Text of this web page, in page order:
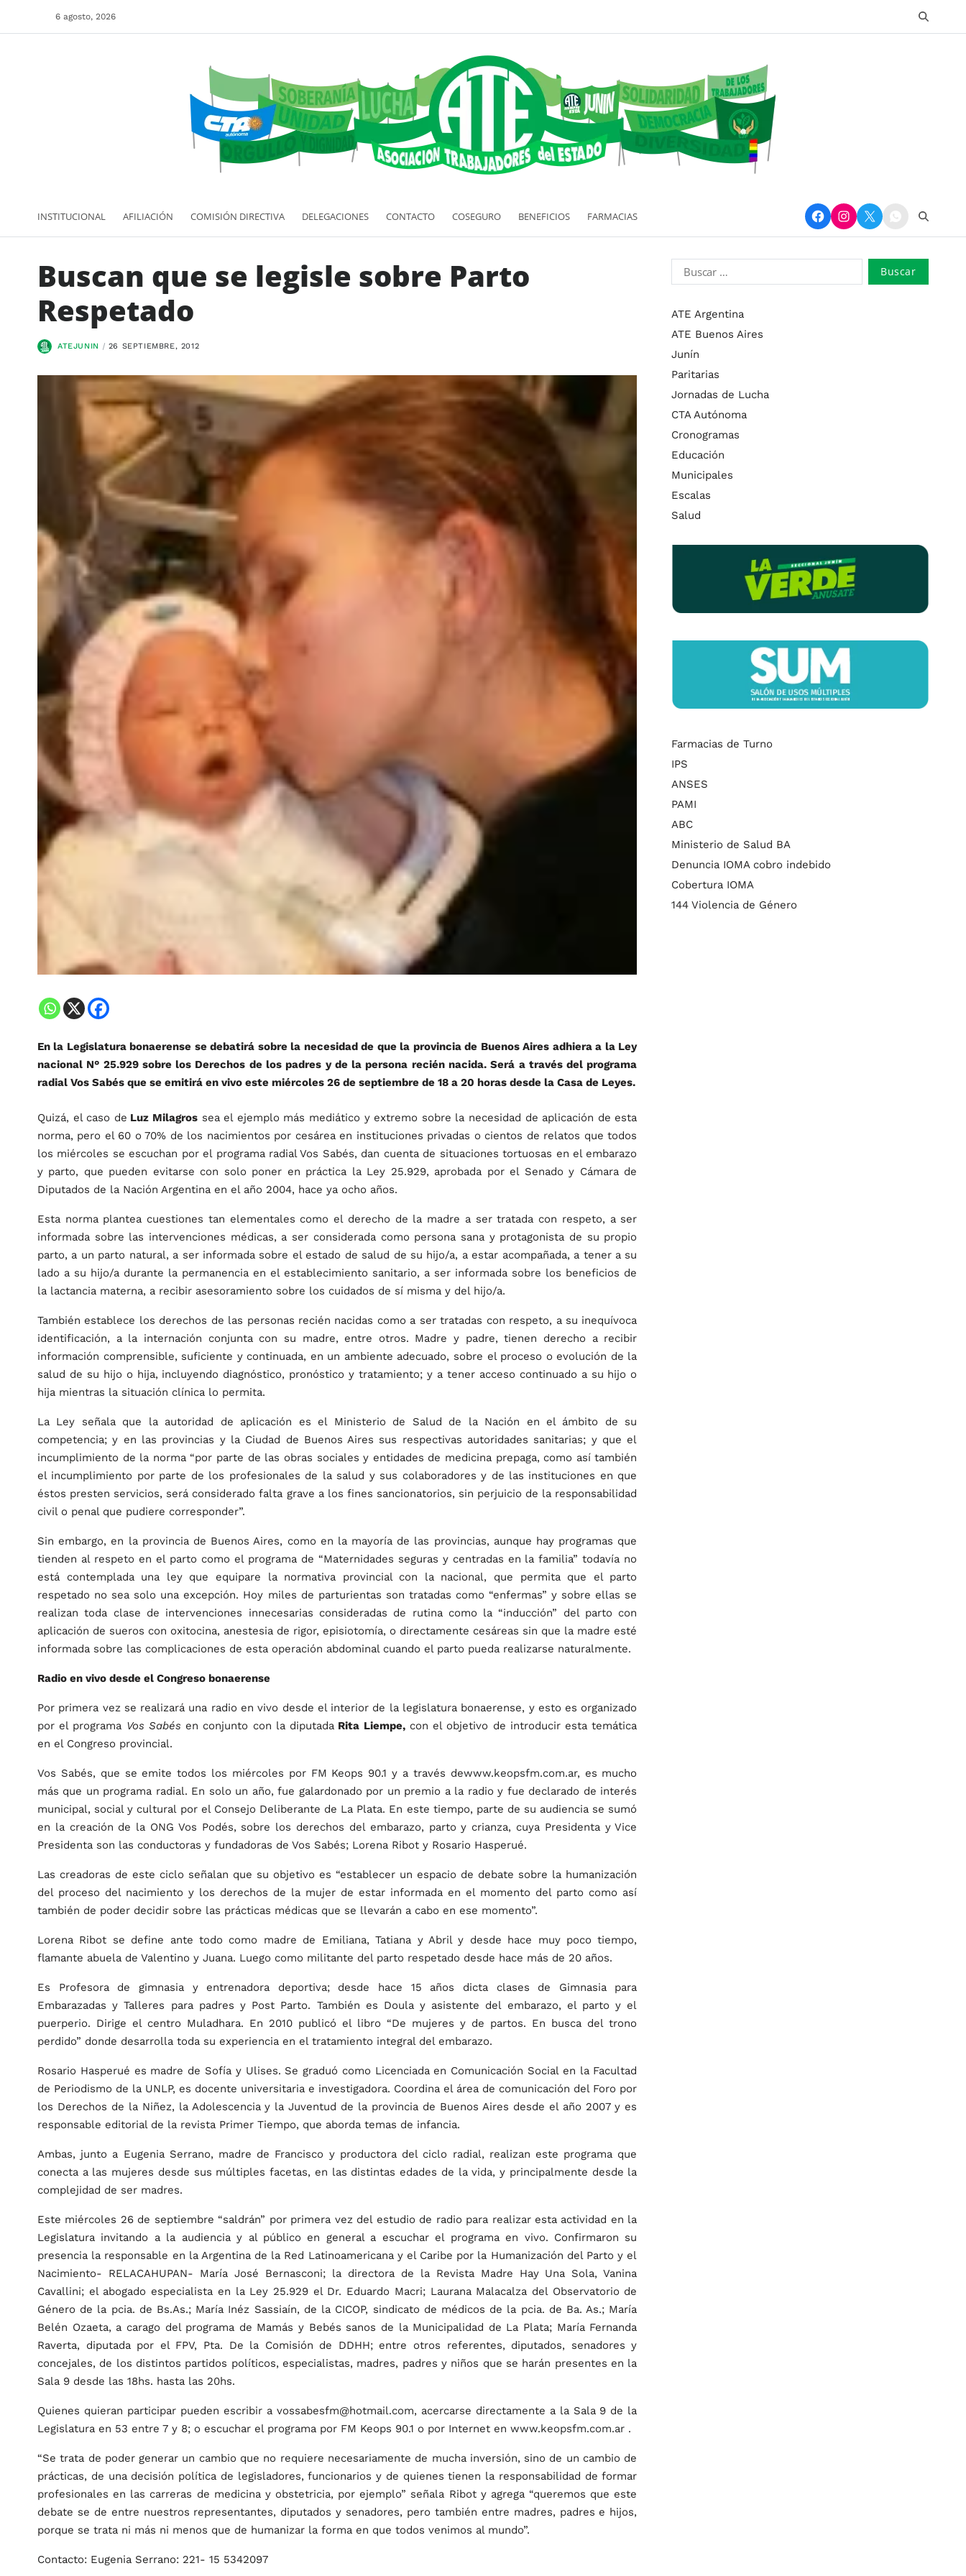
6 agosto, 2026
INSTITUCIONAL AFILIACIÓN COMISIÓN DIRECTIVA DELEGACIONES CONTACTO COSEGURO BENEFICIOS FARMACIAS
Buscan que se legisle sobre Parto
Respetado
ATEJUNIN 26 SEPTIEMBRE, 2012
En la Legislatura bonaerense se debatirá sobre la necesidad de que la provincia de Buenos Aires adhiera a la Ley
nacional N° 25.929 sobre los Derechos de los padres y de la persona recién nacida. Será a través del programa
radial Vos Sabés que se emitirá en vivo este miércoles 26 de septiembre de 18 a 20 horas desde la Casa de Leyes.
Quizá, el caso de Luz Milagros sea el ejemplo más mediático y extremo sobre la necesidad de aplicación de esta
norma, pero el 60 o 70% de los nacimientos por cesárea en instituciones privadas o cientos de relatos que todos
los miércoles se escuchan por el programa radial Vos Sabés, dan cuenta de situaciones tortuosas en el embarazo
y parto, que pueden evitarse con solo poner en práctica la Ley 25.929, aprobada por el Senado y Cámara de
Diputados de la Nación Argentina en el año 2004, hace ya ocho años.
Esta norma plantea cuestiones tan elementales como el derecho de la madre a ser tratada con respeto, a ser
informada sobre las intervenciones médicas, a ser considerada como persona sana y protagonista de su propio
parto, a un parto natural, a ser informada sobre el estado de salud de su hijo/a, a estar acompañada, a tener a su
lado a su hijo/a durante la permanencia en el establecimiento sanitario, a ser informada sobre los beneficios de
la lactancia materna, a recibir asesoramiento sobre los cuidados de sí misma y del hijo/a.
También establece los derechos de las personas recién nacidas como a ser tratadas con respeto, a su inequívoca
identificación, a la internación conjunta con su madre, entre otros. Madre y padre, tienen derecho a recibir
información comprensible, suficiente y continuada, en un ambiente adecuado, sobre el proceso o evolución de la
salud de su hijo o hija, incluyendo diagnóstico, pronóstico y tratamiento; y a tener acceso continuado a su hijo o
hija mientras la situación clínica lo permita.
La Ley señala que la autoridad de aplicación es el Ministerio de Salud de la Nación en el ámbito de su
competencia; y en las provincias y la Ciudad de Buenos Aires sus respectivas autoridades sanitarias; y que el
incumplimiento de la norma “por parte de las obras sociales y entidades de medicina prepaga, como así también
el incumplimiento por parte de los profesionales de la salud y sus colaboradores y de las instituciones en que
éstos presten servicios, será considerado falta grave a los fines sancionatorios, sin perjuicio de la responsabilidad
civil o penal que pudiere corresponder”.
Sin embargo, en la provincia de Buenos Aires, como en la mayoría de las provincias, aunque hay programas que
tienden al respeto en el parto como el programa de “Maternidades seguras y centradas en la familia” todavía no
está contemplada una ley que equipare la normativa provincial con la nacional, que permita que el parto
respetado no sea solo una excepción. Hoy miles de parturientas son tratadas como “enfermas” y sobre ellas se
realizan toda clase de intervenciones innecesarias consideradas de rutina como la “inducción” del parto con
aplicación de sueros con oxitocina, anestesia de rigor, episiotomía, o directamente cesáreas sin que la madre esté
informada sobre las complicaciones de esta operación abdominal cuando el parto pueda realizarse naturalmente.
Radio en vivo desde el Congreso bonaerense
Por primera vez se realizará una radio en vivo desde el interior de la legislatura bonaerense, y esto es organizado
por el programa Vos Sabés en conjunto con la diputada Rita Liempe,con el objetivo de introducir esta temática
en el Congreso provincial.
Vos Sabés, que se emite todos los miércoles por FM Keops 90.1 y a través dewww.keopsfm.com.ar, es mucho
más que un programa radial. En solo un año, fue galardonado por un premio a la radio y fue declarado de interés
municipal, social y cultural por el Consejo Deliberante de La Plata. En este tiempo, parte de su audiencia se sumó
en la creación de la ONG Vos Podés, sobre los derechos del embarazo, parto y crianza, cuya Presidenta y Vice
Presidenta son las conductoras y fundadoras de Vos Sabés; Lorena Ribot y Rosario Hasperué.
Las creadoras de este ciclo señalan que su objetivo es “establecer un espacio de debate sobre la humanización
del proceso del nacimiento y los derechos de la mujer de estar informada en el momento del parto como así
también de poder decidir sobre las prácticas médicas que se llevarán a cabo en ese momento”.
Lorena Ribot se define ante todo como madre de Emiliana, Tatiana y Abril y desde hace muy poco tiempo,
flamante abuela de Valentino y Juana. Luego como militante del parto respetado desde hace más de 20 años.
Es Profesora de gimnasia y entrenadora deportiva; desde hace 15 años dicta clases de Gimnasia para
Embarazadas y Talleres para padres y Post Parto. También es Doula y asistente del embarazo, el parto y el
puerperio. Dirige el centro Muladhara. En 2010 publicó el libro “De mujeres y de partos. En busca del trono
perdido” donde desarrolla toda su experiencia en el tratamiento integral del embarazo.
Rosario Hasperué es madre de Sofía y Ulises. Se graduó como Licenciada en Comunicación Social en la Facultad
de Periodismo de la UNLP, es docente universitaria e investigadora. Coordina el área de comunicación del Foro por
los Derechos de la Niñez, la Adolescencia y la Juventud de la provincia de Buenos Aires desde el año 2007 y es
responsable editorial de la revista Primer Tiempo, que aborda temas de infancia.
Ambas, junto a Eugenia Serrano, madre de Francisco y productora del ciclo radial, realizan este programa que
conecta a las mujeres desde sus múltiples facetas, en las distintas edades de la vida, y principalmente desde la
complejidad de ser madres.
Este miércoles 26 de septiembre “saldrán” por primera vez del estudio de radio para realizar esta actividad en la
Legislatura invitando a la audiencia y al público en general a escuchar el programa en vivo. Confirmaron su
presencia la responsable en la Argentina de la Red Latinoamericana y el Caribe por la Humanización del Parto y el
Nacimiento- RELACAHUPAN- María José Bernasconi; la directora de la Revista Madre Hay Una Sola, Vanina
Cavallini; el abogado especialista en la Ley 25.929 el Dr. Eduardo Macri; Laurana Malacalza del Observatorio de
Género de la pcia. de Bs.As.; María Inéz Sassiaín, de la CICOP, sindicato de médicos de la pcia. de Ba. As.; María
Belén Ozaeta, a carago del programa de Mamás y Bebés sanos de la Municipalidad de La Plata; María Fernanda
Raverta, diputada por el FPV, Pta. De la Comisión de DDHH; entre otros referentes, diputados, senadores y
concejales, de los distintos partidos políticos, especialistas, madres, padres y niños que se harán presentes en la
Sala 9 desde las 18hs. hasta las 20hs.
Quienes quieran participar pueden escribir a vossabesfm@hotmail.com, acercarse directamente a la Sala 9 de la
Legislatura en 53 entre 7 y 8; o escuchar el programa por FM Keops 90.1 o por Internet en www.keopsfm.com.ar .
“Se trata de poder generar un cambio que no requiere necesariamente de mucha inversión, sino de un cambio de
prácticas, de una decisión política de legisladores, funcionarios y de quienes tienen la responsabilidad de formar
profesionales en las carreras de medicina y obstetricia, por ejemplo” señala Ribot y agrega “queremos que este
debate se de entre nuestros representantes, diputados y senadores, pero también entre madres, padres e hijos,
porque se trata ni más ni menos que de humanizar la forma en que todos venimos al mundo”.
Contacto: Eugenia Serrano: 221- 15 5342097
ATE Argentina
ATE Buenos Aires
Junín
Paritarias
Jornadas de Lucha
CTA Autónoma
Cronogramas
Educación
Municipales
Escalas
Salud
Farmacias de Turno
IPS
ANSES
PAMI
ABC
Ministerio de Salud BA
Denuncia IOMA cobro indebido
Cobertura IOMA
144 Violencia de Género